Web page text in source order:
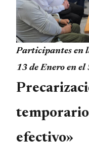
Participantes en
13 de Enero en el
efectivo»